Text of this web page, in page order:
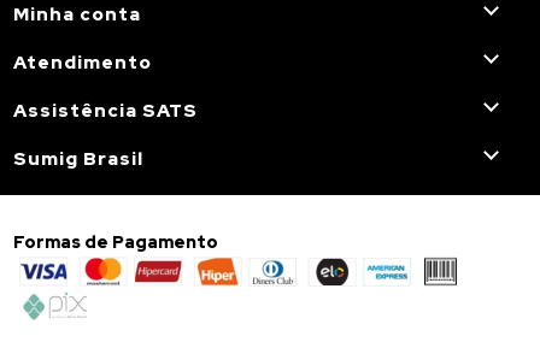
Minha conta
Atendimento
Assistência SATS
Sumig Brasil
Formas de Pagamento